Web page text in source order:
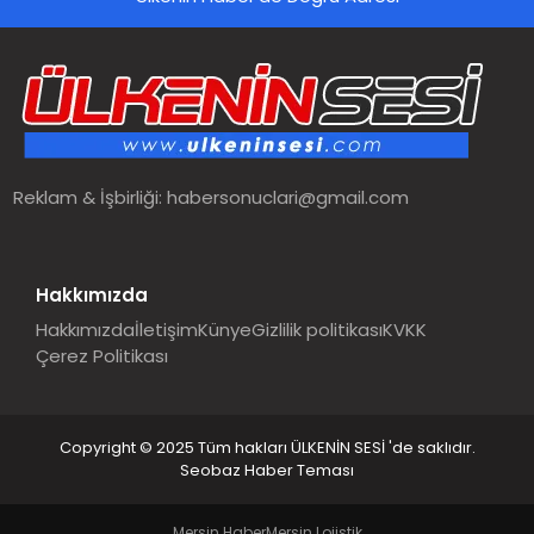
TEKNOLOJI
Reklam & İşbirliği:habersonuclari@gmail.com
Hakkımızda
HakkımızdaİletişimKünyeGizlilik politikasıKVKK
Çerez Politikası
Copyright © 2025 Tüm hakları ÜLKENİN SESİ 'de saklıdır.
Seobaz Haber Teması